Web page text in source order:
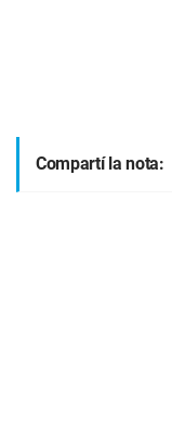
Compartí la nota: